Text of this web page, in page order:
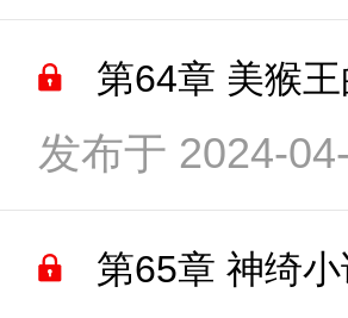
第64章 美猴
发布于 2024-
第65章 神绮